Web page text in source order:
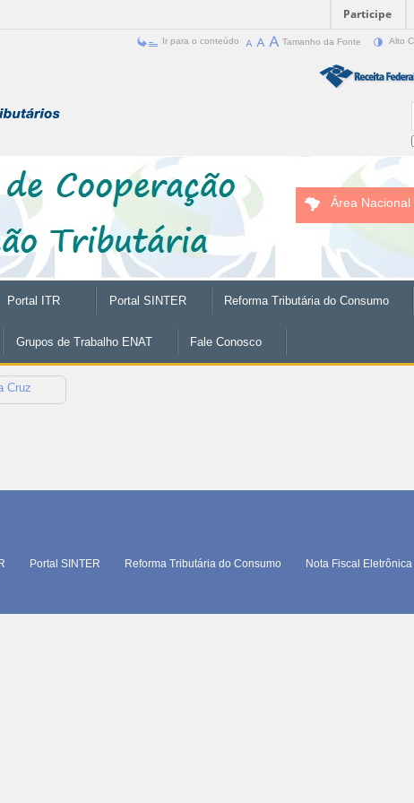
Participe
Ir para o conteúdo Tamanho da Fonte Alto
Área Nacional
Portal ITR Portal SINTER Reforma Tributária do Consumo
Grupos de Trabalho ENAT Fale Conosco
Cruz
Portal SINTER Reforma Tributária do Consumo Nota Fiscal Eletrônica